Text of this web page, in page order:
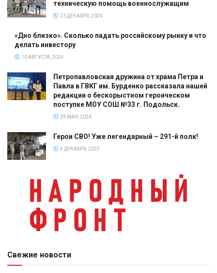
техническую помощь военнослужащим
23 ДЕКАБРЯ, 2024
«Дно близко». Сколько падать российскому рынку и что
делать инвестору
10 АВГУСТА, 2024
Петропавловская дружина от храма Петра и
Павла в ГВКГ им. Бурденко рассказала нашей
редакции о бескорыстном героическом
поступке МОУ СОШ №33 г. Подольск.
29 МАЯ, 2024
Герои СВО! Уже легендарный – 291-й полк!
4 ДЕКАБРЯ, 2025
Свежие новости